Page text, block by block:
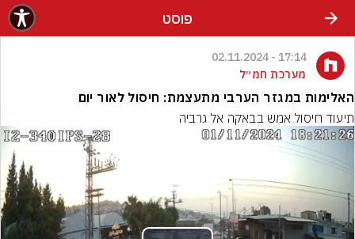
פוסט
17:14 - 02.11.2024
מערכת חמ״ל
האלימות במגזר הערבי מתעצמת: חיסול לאור יום
תיעוד חיסול אמש בבאקה אל גרביה